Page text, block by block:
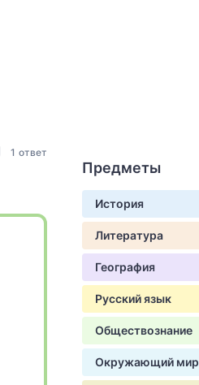
1 ответ
Предметы
История
Литература
География
Русский язык
Обществознание
Окружающий мир